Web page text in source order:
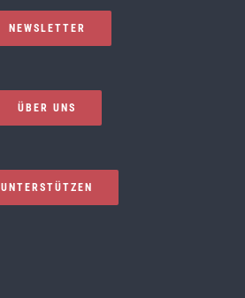
NEWSLETTER
ÜBER UNS
UNTERSTÜTZEN